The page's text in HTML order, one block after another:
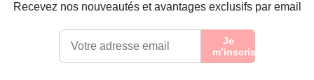
Recevez nos nouveautés et avantages exclusifs par email
Je
m’inscris